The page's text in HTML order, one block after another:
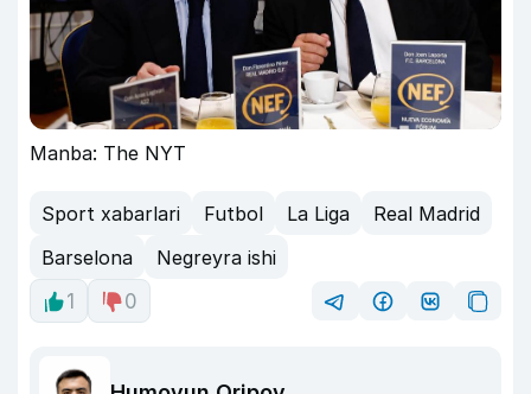
Manba: The NYT
Sport xabarlari Futbol La Liga
Real Madrid
Barselona
Negreyra ishi
1
0